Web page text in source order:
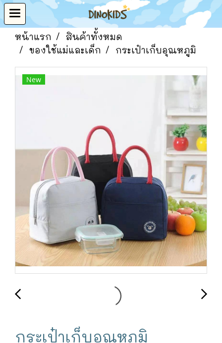
หน้าแรก
สินค้าทั้งหมด
ของใช้แม่และเด็ก
กระเป๋าเก็บอุณหภูมิ
New
กระเป๋าเก็บอุณหภูมิ